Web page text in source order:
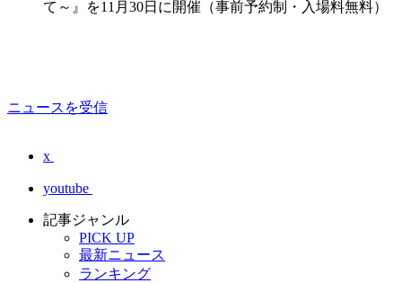
て～』を11月30日に開催（事前予約制・入場料無料）
ニュースを受信
x
youtube
記事ジャンル
PICK UP
最新ニュース
ランキング